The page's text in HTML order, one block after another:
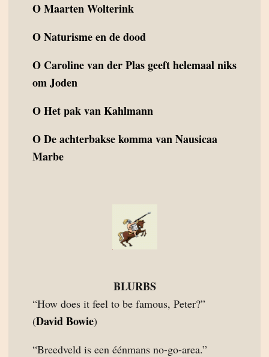
OMaarten Wolterink
ONaturisme en de dood
O Caroline van der Plas geeft helemaal niks
om Joden
OHet pak van Kahlmann
ODe achterbakse komma van Nausicaa
Marbe
BLURBS
“How does it feel to be famous, Peter?”
(David Bowie)
“Breedveld is een éénmans no-go-area.”